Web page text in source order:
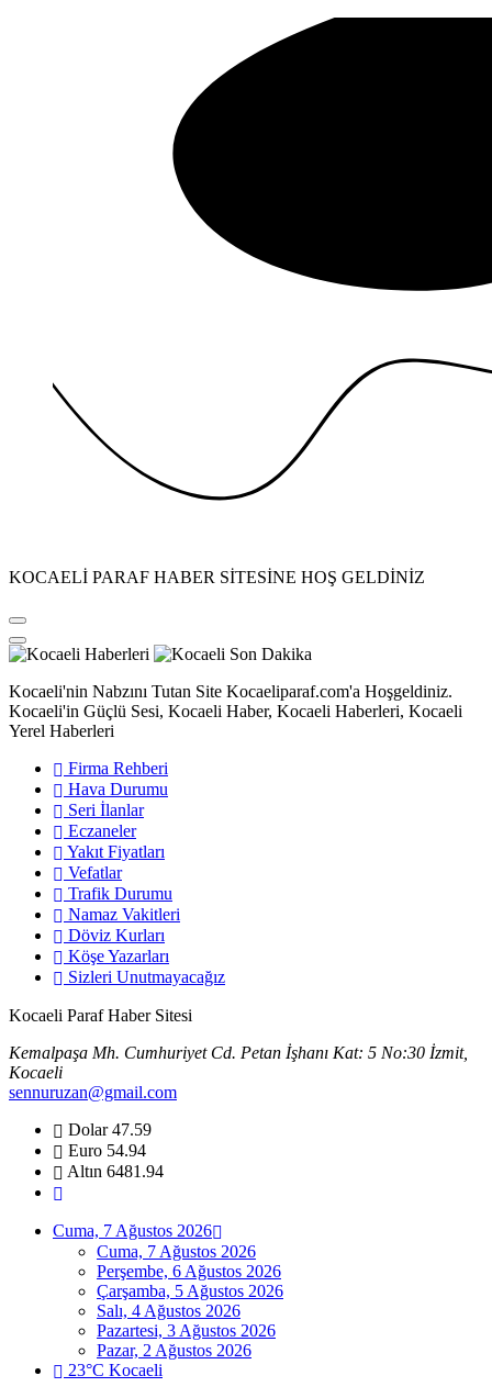
KOCAELİ PARAF HABER SİTESİNE HOŞ GELDİNİZ
Kocaeli'nin Nabzını Tutan Site Kocaeliparaf.com'a Hoşgeldiniz.
Kocaeli'in Güçlü Sesi, Kocaeli Haber, Kocaeli Haberleri, Kocaeli
Yerel Haberleri
Firma Rehberi
Hava Durumu
Seri İlanlar
Eczaneler
Yakıt Fiyatları
Vefatlar
Trafik Durumu
Namaz Vakitleri
Döviz Kurları
Köşe Yazarları
Sizleri Unutmayacağız
Kocaeli Paraf Haber Sitesi
Kemalpaşa Mh. Cumhuriyet Cd. Petan İşhanı Kat: 5 No:30 İzmit,
Kocaeli
sennuruzan@gmail.com
Dolar47.59
Euro 54.94
Altın 6481.94
Cuma, 7 Ağustos 2026
Cuma, 7 Ağustos 2026
Perşembe, 6 Ağustos 2026
Çarşamba, 5 Ağustos 2026
Salı, 4 Ağustos 2026
Pazartesi, 3 Ağustos 2026
Pazar, 2 Ağustos 2026
23°C Kocaeli